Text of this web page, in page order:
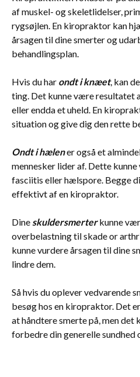
af muskel- og skeletlidelser,
rygsøjlen. En kiropraktor kan
årsagen til dine smerter og
behandlingsplan.
Hvis du har ondt i knæet, kan
ting. Det kunne være resultatet
eller endda et uheld. En
situation og give dig den rette
Ondt i hælener også et
mennesker lider af. Dette
fasciitis eller hælspore. Begge
effektivt af en kiropraktor.
Dine skuldersmerterkunne
overbelastning til skade or
kunne vurdere årsagen til dine
lindre dem.
Så hvis du oplever vedvarende
besøg hos en kiropraktor. Det
at håndtere smerte på, men det
forbedre din generelle sundhed